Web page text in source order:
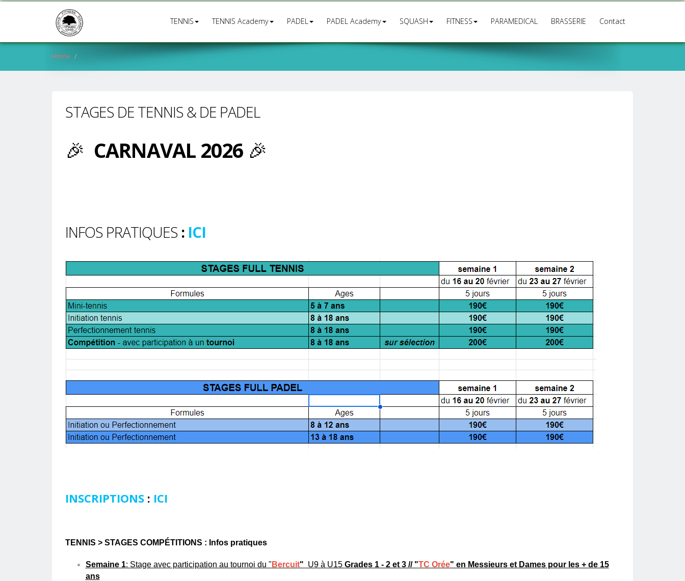
TENNIS TENNIS Academy PADEL PADEL Academy SQUASH FITNESS PARAMEDICAL BRASSERIE Contact
Home
STAGES DE TENNIS & DE PADEL
🎉 CARNAVAL 2026🎉
INFOS PRATIQUES : ICI
INSCRIPTIONS: ICI
TENNIS > STAGES COMPÉTITIONS : Infos pratiques
Semaine 1: Stage avec participation au tournoi du " Bercuit" U9 à U15 Grades 1 - 2 et 3 // "TC Orée" en Messieurs et Dames pour les + de 15
ans